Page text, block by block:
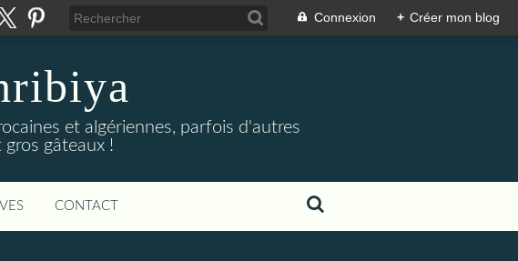
Connexion + Créer mon blog
et algériennes, parfois d'autres
gâteaux !
CONTACT